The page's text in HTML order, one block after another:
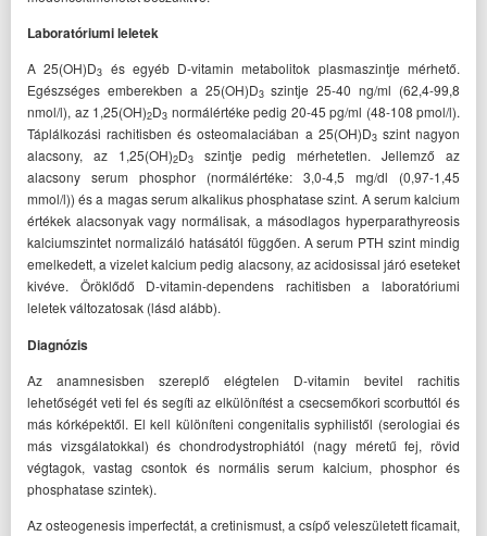
Laboratóriumi leletek
A 25(OH)D3
és egyéb D-vitamin metabolitok plasmaszintje mérhető.
Egészséges emberekben a 25(OH)D3szintje 25-40 ng/ml (62,4-99,8
nmol/l), az 1,25(OH)2D3 normálértéke pedig 20-45 pg/ml (48-108 pmol/l).
Táplálkozási rachitisben és osteomalaciában a 25(OH)D3szint nagyon
alacsony, az 1,25(OH)2D3szintje pedig mérhetetlen. Jellemző az
alacsony serum phosphor (normálértéke: 3,0-4,5 mg/dl (0,97-1,45
mmol/l)) és a magas serum alkalikus phosphatase szint. A serum kalcium
értékek alacsonyak vagy normálisak, a másodlagos hyperparathyreosis
kalciumszintet normalizáló hatásától függően. A serum PTH szint mindig
emelkedett, a vizelet kalcium pedig alacsony, az acidosissal járó eseteket
kivéve. Öröklődő D-vitamin-dependens rachitisben a laboratóriumi
leletek változatosak (lásd alább).
Diagnózis
Az anamnesisben szereplő elégtelen D-vitamin bevitel rachitis
lehetőségét veti fel és segíti az elkülönítést a csecsemőkori scorbuttól és
más kórképektől. El kell különíteni congenitalis syphilistől (serologiai és
más vizsgálatokkal) és chondrodystrophiától (nagy méretű fej, rövid
végtagok, vastag csontok és normális serum kalcium, phosphor és
phosphatase szintek).
Az osteogenesis imperfectát, a cretinismust, a csípő veleszületett ficamait,